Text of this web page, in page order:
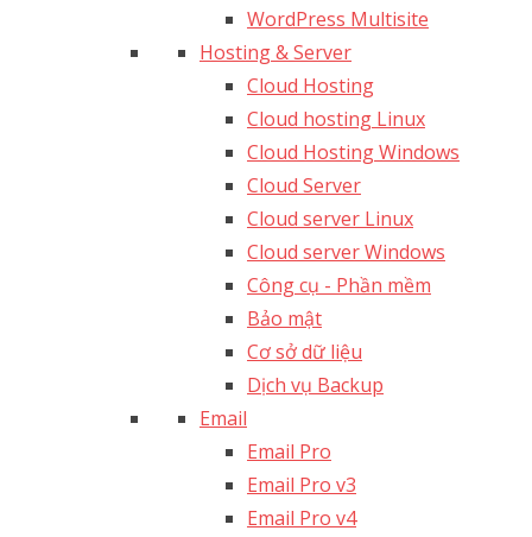
WordPress Multisite
Hosting & Server
Cloud Hosting
Cloud hosting Linux
Cloud Hosting Windows
Cloud Server
Cloud server Linux
Cloud server Windows
Công cụ - Phần mềm
Bảo mật
Cơ sở dữ liệu
Dịch vụ Backup
Email
Email Pro
Email Pro v3
Email Pro v4